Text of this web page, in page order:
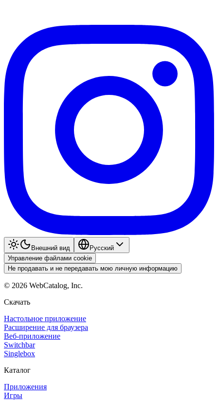
Внешний вид
Pyccкий
Управление файлами cookie
Не продавать и не передавать мою личную информацию
© 2026 WebCatalog, Inc.
Скачать
Настольное приложение
Расширение для браузера
Веб-приложение
Switchbar
Singlebox
Каталог
Приложения
Игры